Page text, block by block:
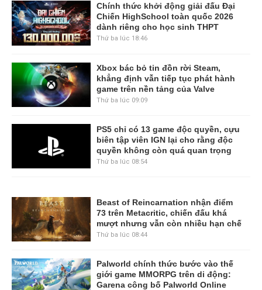
Chính thức khởi động giải đấu Đại
Chiến HighSchool toàn quốc 2026
dành riêng cho học sinh THPT
Thứ ba lúc 18:46
Xbox bác bỏ tin đồn rời Steam,
khẳng định vẫn tiếp tục phát hành
game trên nền tảng của Valve
Thứ ba lúc 09:09
PS5 chỉ có 13 game độc quyền, cựu
biên tập viên IGN lại cho rằng độc
quyền không còn quá quan trọng
Thứ ba lúc 08:54
Beast of Reincarnation nhận điểm
73 trên Metacritic, chiến đấu khá
mượt nhưng vẫn còn nhiều hạn chế
Thứ ba lúc 08:44
Palworld chính thức bước vào thế
giới game MMORPG trên di động:
Garena công bố Palworld Online